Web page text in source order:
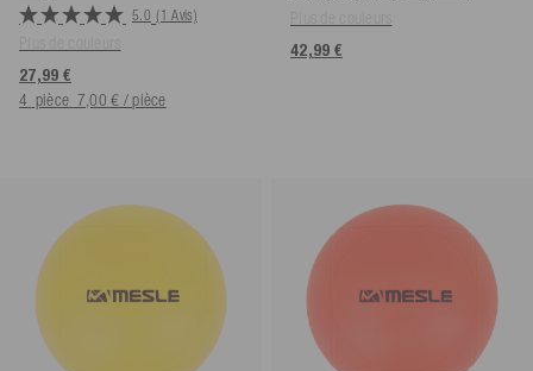
5.0 (1 Avis)
27,99 €
4 pièce 7,00 € / pièce
42,99 €